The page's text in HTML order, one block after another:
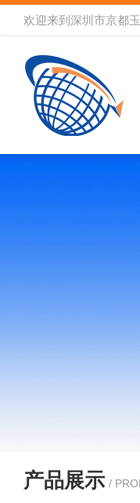
欢迎来到深圳市京都
产品展示 /